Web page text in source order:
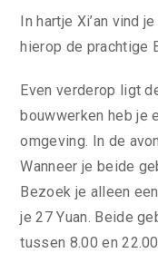
In hartje Xi’an vind
hierop de prachtige
Even verderop ligt
bouwwerken heb je
omgeving. In de
Wanneer je beide
Bezoek je alleen
je 27 Yuan. Beide
tussen 8.00 en